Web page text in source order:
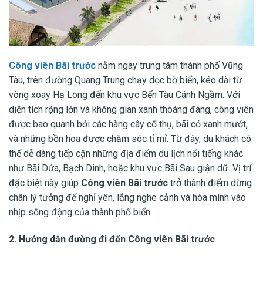
Công viên Bãi trước nằm ngay trung tâm thành phố Vũng
Tàu, trên đường Quang Trung chạy dọc bờ biển, kéo dài từ
vòng xoay Hạ Long đến khu vực Bến Tàu Cánh Ngầm. Với
diện tích rộng lớn và không gian xanh thoáng đãng, công viên
được bao quanh bởi các hàng cây cổ thụ, bãi cỏ xanh mướt,
và những bồn hoa được chăm sóc tỉ mỉ. Từ đây, du khách có
thể dễ dàng tiếp cận những địa điểm du lịch nổi tiếng khác
như Bãi Dứa, Bạch Dinh, hoặc khu vực Bãi Sau giận dữ. Vị trí
đặc biệt này giúp Công viên Bãi trước trở thành điểm dừng
chân lý tưởng để nghỉ yên, lắng nghe cảnh và hòa mình vào
nhịp sống động của thành phố biển
2. Hướng dẫn đường đi đến Công viên Bãi trước